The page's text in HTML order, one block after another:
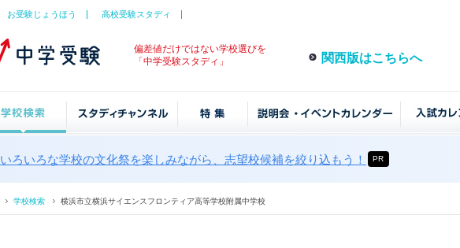
お受験じょうほう 高校受験スタディ
偏差値だけではない学校選びを
「中学受験スタディ」
関西版はこちらへ
いろいろな学校の文化祭を楽しみながら、志望校候補を絞り込もう！ PR
学校検索 横浜市立横浜サイエンスフロンティア高等学校附属中学校